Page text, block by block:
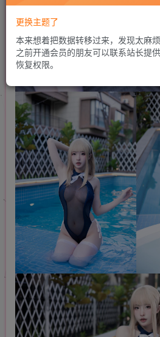
更换主题了
本来想着把数据转移过来，发现太麻
之前开通会员的朋友可以联系站长提
恢复权限。